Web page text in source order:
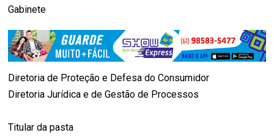
Gabinete
Diretoria de Proteção e Defesa do Consumidor
Diretoria Jurídica e de Gestão de Processos
Titular da pasta